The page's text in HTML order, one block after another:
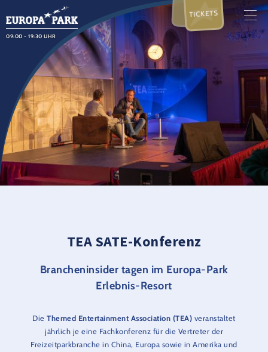
09:00 - 19:30 UHR
TICKETS
TEA SATE-Konferenz
Brancheninsider tagen im Europa-Park
Erlebnis-Resort
DieThemed Entertainment Association (TEA) veranstaltet
jährlich je eine Fachkonferenz für die Vertreter der
Freizeitparkbranche in China, Europa sowie in Amerika und